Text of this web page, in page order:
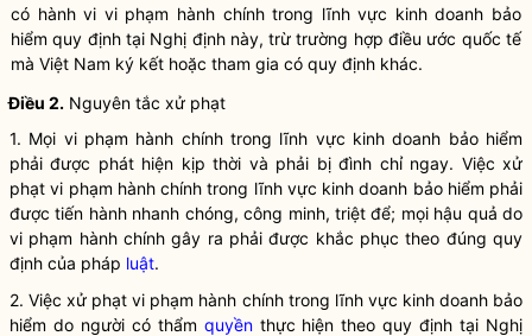
có hành vi vi phạm hành chính trong lĩnh vực kinh doanh bảo
hiểm quy định tại Nghị định này, trừ trường hợp điều ước quốc tế
mà Việt Nam ký kết hoặc tham gia có quy định khác.
Điều 2. Nguyên tắc xử phạt
1. Mọi vi phạm hành chính trong lĩnh vực kinh doanh bảo hiểm
phải được phát hiện kịp thời và phải bị đình chỉ ngay. Việc xử
phạt vi phạm hành chính trong lĩnh vực kinh doanh bảo hiểm phải
được tiến hành nhanh chóng, công minh, triệt để; mọi hậu quả do
vi phạm hành chính gây ra phải được khắc phục theo đúng quy
định của pháp luật.
2. Việc xử phạt vi phạm hành chính trong lĩnh vực kinh doanh bảo
hiểm do người có thẩm quyềnthực hiện theo quy định tại Nghị